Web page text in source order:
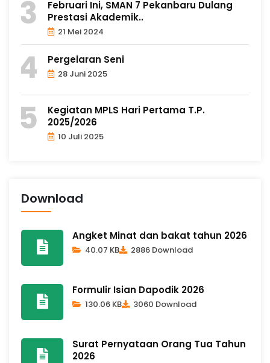
Februari Ini, SMAN 7 Pekanbaru Dulang
Prestasi Akademik..
21 Mei 2024
Pergelaran Seni
28 Juni 2025
Kegiatan MPLS Hari Pertama T.P.
2025/2026
10 Juli 2025
Download
Angket Minat dan bakat tahun 2026
40.07 KB 2886 Download
Formulir Isian Dapodik 2026
130.06 KB 3060 Download
Surat Pernyataan Orang Tua Tahun
2026